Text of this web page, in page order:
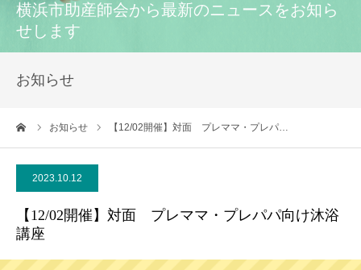
横浜市助産師会から最新のニュースをお知ら
せします
お知らせ
お知らせ 【12/02開催】対面 プレママ・プレパ…
2023.10.12
【12/02開催】対面 プレママ・プレパパ向け沐浴
講座
養成講座
研修
ブログ